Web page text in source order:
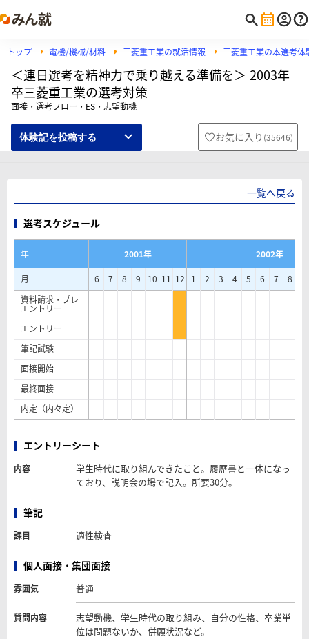
トップ 電機/機械/材料 三菱重工業の就活情報 三菱重工業の本選考体
＜連日選考を精神力で乗り越える準備を＞ 2003年
卒三菱重工業の選考対策
面接・選考フロー・ES・志望動機
体験記を投稿する お気に入り (35646)
一覧へ戻る
選考スケジュール
年 2001年
2002年
月
6 7 8 9 10 11 12 1 2 3 4 5 6 7 8
資料請求・プレ
エントリー
エントリー
筆記試験
面接開始
最終面接
内定（内々定）
エントリーシート
内容
学生時代に取り組んできたこと。履歴書と一体になっ
ており、説明会の場で記入。所要30分。
筆記
課目 適性検査
個人面接・集団面接
雰囲気 普通
質問内容
志望動機、学生時代の取り組み、自分の性格、卒業単
位は問題ないか、併願状況など。